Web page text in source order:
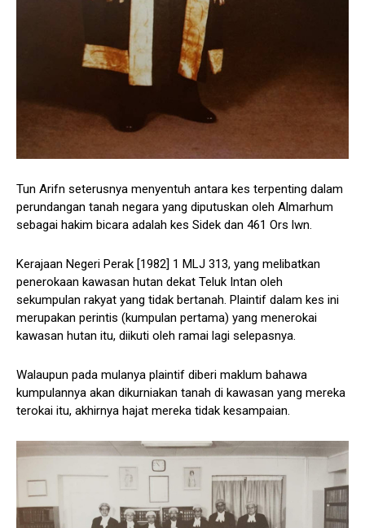
Tun Arifn seterusnya menyentuh antara kes terpenting dalam
perundangan tanah negara yang diputuskan oleh Almarhum
sebagai hakim bicara adalah kes Sidek dan 461 Ors lwn.
Kerajaan Negeri Perak [1982] 1 MLJ 313, yang melibatkan
penerokaan kawasan hutan dekat Teluk Intan oleh
sekumpulan rakyat yang tidak bertanah. Plaintif dalam kes ini
merupakan perintis (kumpulan pertama) yang menerokai
kawasan hutan itu, diikuti oleh ramai lagi selepasnya.
Walaupun pada mulanya plaintif diberi maklum bahawa
kumpulannya akan dikurniakan tanah di kawasan yang mereka
terokai itu, akhirnya hajat mereka tidak kesampaian.